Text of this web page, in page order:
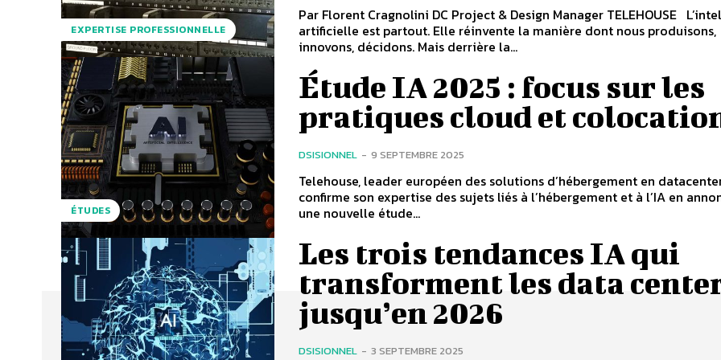
EXPERTISE PROFESSIONNELLE
Par Florent Cragnolini DC Project & Design Manager TELEHOUSE
artificielle est partout. Elle réinvente la manière dont nous produisons,
innovons, décidons. Mais derrière la...
ÉTUDES
Étude IA 2025 : focus sur les
pratiques cloud et
DSISIONNEL - 9 SEPTEMBRE 2025
Telehouse, leader européen des solutions d’hébergement en
confirme son expertise des sujets liés à l’hébergement et à l’IA en
une nouvelle étude...
Les trois tendances IA qui
transforment les data
jusqu’en 2026
DSISIONNEL - 3 SEPTEMBRE 2025